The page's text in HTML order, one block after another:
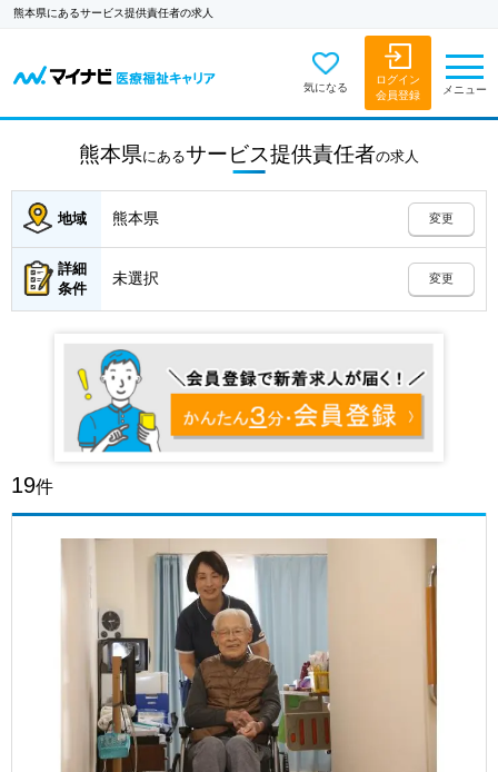
熊本県にあるサービス提供責任者の求人
気になる
ログイン
会員登録
メニュー
熊本県にあるサービス提供責任者の求人
地域 熊本県 変更
詳細
条件
未選択 変更
19件